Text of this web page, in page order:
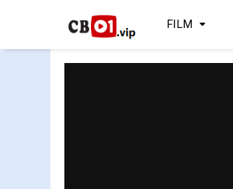
FILM